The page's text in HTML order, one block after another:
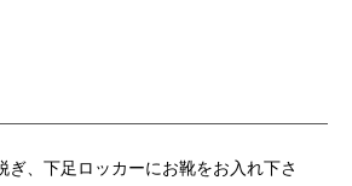
ぎ、下足ロッカーにお靴をお入れ下さ